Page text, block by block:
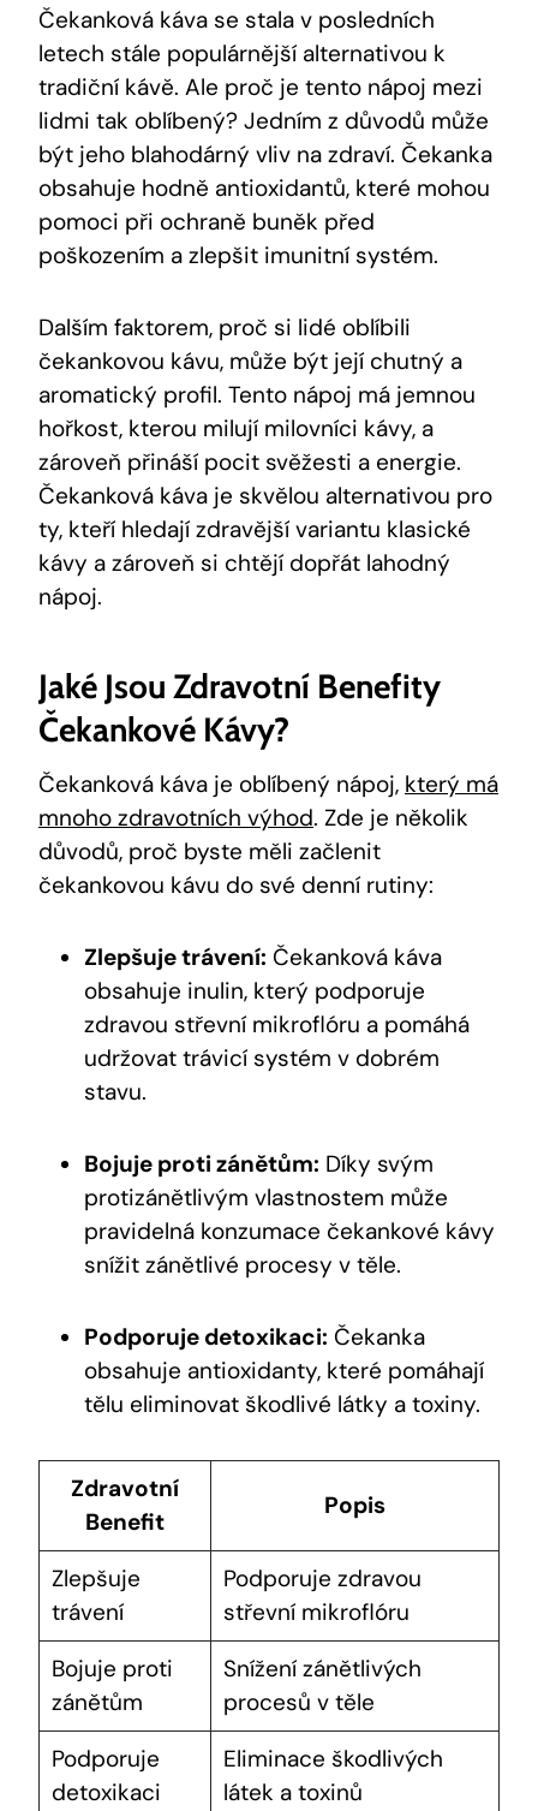
Čekanková káva se stala v posledních
letech stále populárnější alternativou k
tradiční kávě. Ale proč je tento nápoj mezi
lidmi tak oblíbený? Jedním z důvodů může
být jeho blahodárný vliv na zdraví. Čekanka
obsahuje hodně antioxidantů, které mohou
pomoci při ochraně buněk před
poškozením a zlepšit imunitní systém.
Dalším faktorem, proč si lidé oblíbili
čekankovou kávu, může být její chutný a
aromatický profil. Tento nápoj má jemnou
hořkost, kterou milují milovníci kávy, a
zároveň přináší pocit svěžesti a energie.
Čekanková káva je skvělou alternativou pro
ty, kteří hledají zdravější variantu klasické
kávy a zároveň si chtějí dopřát lahodný
nápoj.
Jaké Jsou Zdravotní Benefity
Čekankové Kávy?
Čekanková káva je oblíbený nápoj, který má
mnoho zdravotních výhod. Zde je několik
důvodů, proč byste měli začlenit
čekankovou kávu do své denní rutiny:
Zlepšuje trávení: Čekanková káva
obsahuje inulin, který podporuje
zdravou střevní mikroflóru a pomáhá
udržovat trávicí systém v dobrém
stavu.
Bojuje proti zánětům: Díky svým
protizánětlivým vlastnostem může
pravidelná konzumace čekankové kávy
snížit zánětlivé procesy v těle.
Podporuje detoxikaci: Čekanka
obsahuje antioxidanty, které pomáhají
tělu eliminovat škodlivé látky a toxiny.
Zdravotní
Benefit
Popis
Zlepšuje
trávení
Podporuje zdravou
střevní mikroflóru
Bojuje proti
zánětům
Snížení zánětlivých
procesů v těle
Podporuje
detoxikaci
Eliminace škodlivých
látek a toxinů